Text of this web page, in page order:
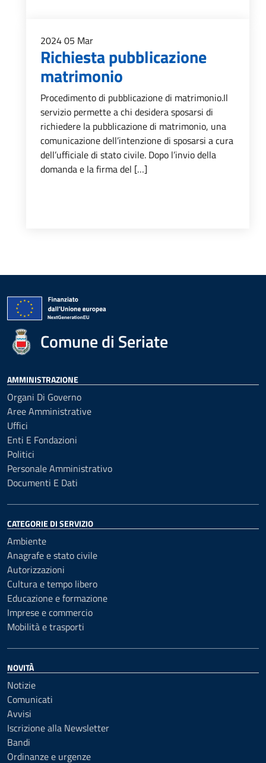
202405 Mar
Richiesta pubblicazione
matrimonio
Procedimento di pubblicazione di matrimonio.Il
servizio permette a chi desidera sposarsi di
richiedere la pubblicazione di matrimonio, una
comunicazione dell’intenzione di sposarsi a cura
dell’ufficiale di stato civile. Dopo l’invio della
domanda e la firma del […]
Comune di Seriate
AMMINISTRAZIONE
Organi Di Governo
Aree Amministrative
Uffici
Enti E Fondazioni
Politici
Personale Amministrativo
Documenti E Dati
CATEGORIE DI SERVIZIO
Ambiente
Anagrafe e stato civile
Autorizzazioni
Cultura e tempo libero
Educazione e formazione
Imprese e commercio
Mobilità e trasporti
NOVITÀ
Notizie
Comunicati
Avvisi
Iscrizione alla Newsletter
Bandi
Ordinanze e urgenze